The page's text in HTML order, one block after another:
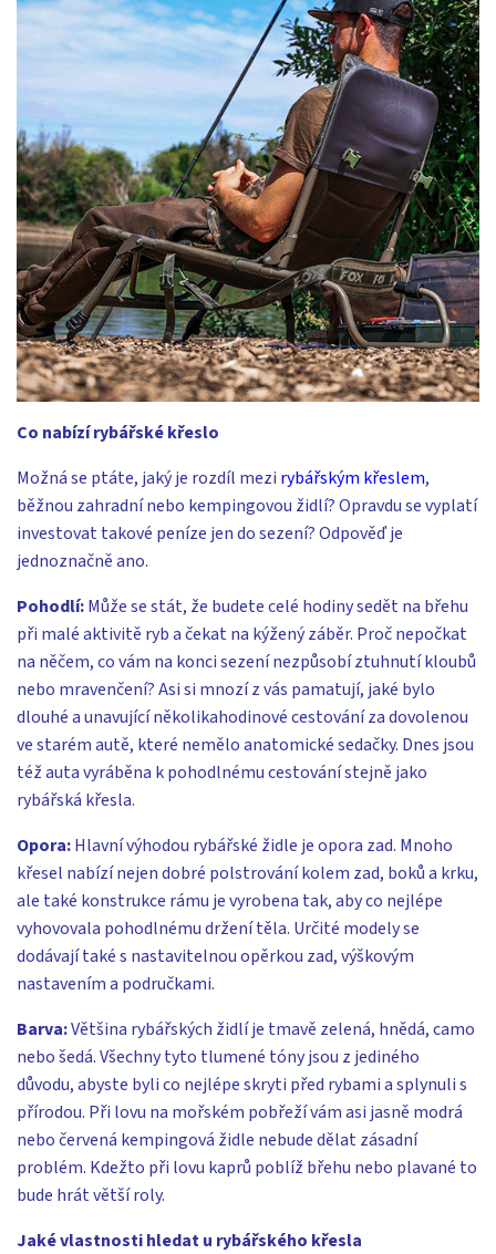
Co nabízí rybářské křeslo
Možná se ptáte, jaký je rozdíl mezi rybářským křeslem,
běžnou zahradní nebo kempingovou židlí? Opravdu se vyplatí
investovat takové peníze jen do sezení? Odpověď je
jednoznačně ano.
Pohodlí:Může se stát, že budete celé hodiny sedět na břehu
při malé aktivitě ryb a čekat na kýžený záběr. Proč nepočkat
na něčem, co vám na konci sezení nezpůsobí ztuhnutí kloubů
nebo mravenčení? Asi si mnozí z vás pamatují, jaké bylo
dlouhé a unavující několikahodinové cestování za dovolenou
ve starém autě, které nemělo anatomické sedačky. Dnes jsou
též auta vyráběna k pohodlnému cestování stejně jako
rybářská křesla.
Opora:Hlavní výhodou rybářské židle je opora zad. Mnoho
křesel nabízí nejen dobré polstrování kolem zad, boků a krku,
ale také konstrukce rámu je vyrobena tak, aby co nejlépe
vyhovovala pohodlnému držení těla. Určité modely se
dodávají také s nastavitelnou opěrkou zad, výškovým
nastavením a područkami.
Barva:Většina rybářských židlí je tmavě zelená, hnědá, camo
nebo šedá. Všechny tyto tlumené tóny jsou z jediného
důvodu, abyste byli co nejlépe skryti před rybami a splynuli s
přírodou. Při lovu na mořském pobřeží vám asi jasně modrá
nebo červená kempingová židle nebude dělat zásadní
problém. Kdežto při lovu kaprů poblíž břehu nebo plavané to
bude hrát větší roly.
Jaké vlastnosti hledat u rybářského křesla